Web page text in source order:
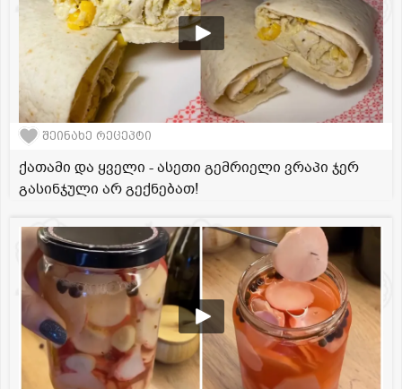
შეინახე რეცეპტი
ქათამი და ყველი - ასეთი გემრიელი ვრაპი ჯერ
გასინჯული არ გექნებათ!